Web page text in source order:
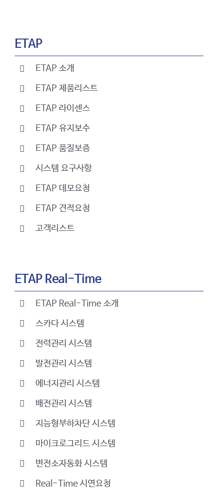
ETAP
ETAP 소개
ETAP 제품리스트
ETAP 라이센스
ETAP 유지보수
ETAP 품질보증
시스템 요구사항
ETAP 데모요청
ETAP 견적요청
고객리스트
ETAP Real-Time
ETAP Real-Time 소개
스카다 시스템
전력관리 시스템
발전관리 시스템
에너지관리 시스템
배전관리 시스템
지능형부하차단 시스템
마이크로그리드 시스템
변전소자동화 시스템
Real-Time 시연요청